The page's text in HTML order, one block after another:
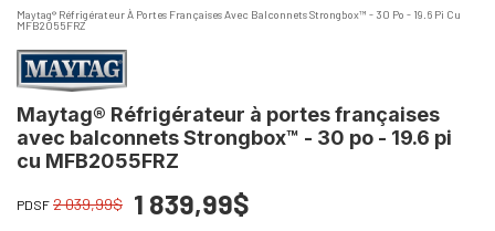
Maytag® Réfrigérateur À Portes Françaises Avec Balconnets Strongbox™ - 30 Po - 19.6 Pi Cu
MFB2055FRZ
Maytag® Réfrigérateur à portes françaises
avec balconnets Strongbox™ - 30 po - 19.6 pi
cu MFB2055FRZ
PDSF 2 039,99$ 1 839,99$